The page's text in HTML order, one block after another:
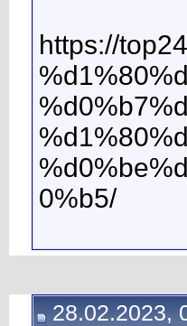
https://
0%b5/
28.02.2023,